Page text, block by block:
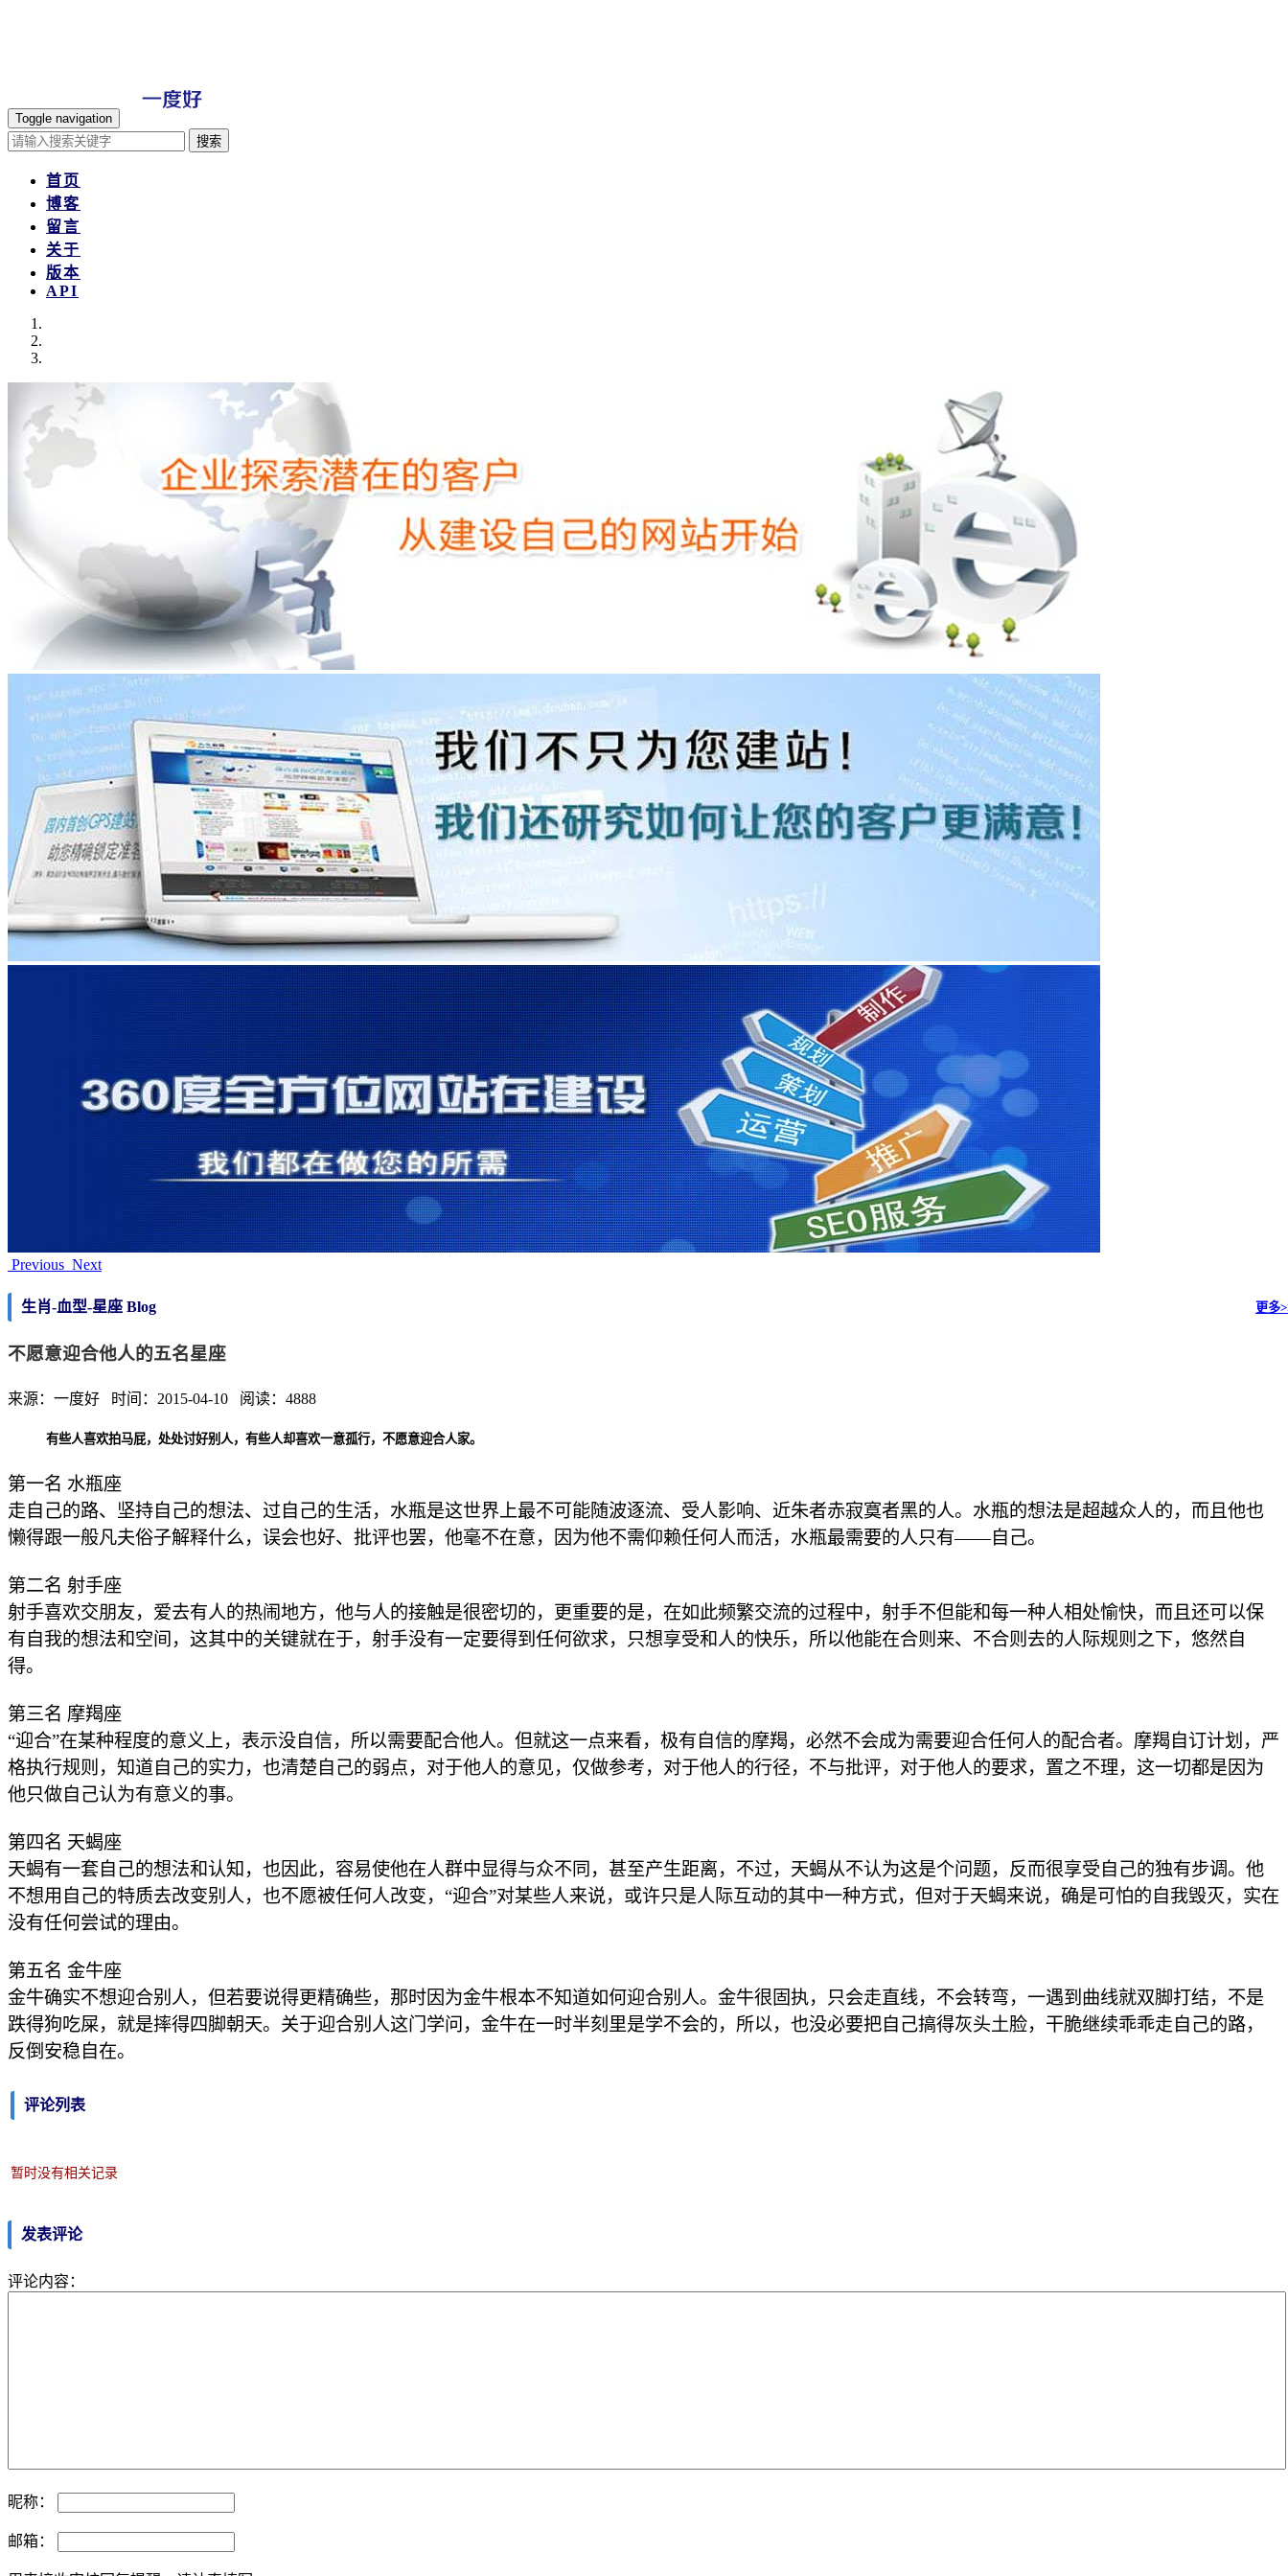
Toggle navigation
搜索
首页
博客
留言
关于
版本
API
Previous Next
更多
生肖-血型-星座 Blog
不愿意迎合他人的五名星座
来源：一度好 时间：2015-04-10 阅读：4888
有些人喜欢拍马屁，处处讨好别人，有些人却喜欢一意孤行，不愿意迎合人家。
第一名 水瓶座
走自己的路、坚持自己的想法、过自己的生活，水瓶是这世界上最不可能随波逐流、受人影响、近朱者赤寂寞者黑的人。水瓶的想法是超越众人的，而且他也
懒得跟一般凡夫俗子解释什么，误会也好、批评也罢，他毫不在意，因为他不需仰赖任何人而活，水瓶最需要的人只有——自己。
第二名 射手座
射手喜欢交朋友，爱去有人的热闹地方，他与人的接触是很密切的，更重要的是，在如此频繁交流的过程中，射手不但能和每一种人相处愉快，而且还可以保
有自我的想法和空间，这其中的关键就在于，射手没有一定要得到任何欲求，只想享受和人的快乐，所以他能在合则来、不合则去的人际规则之下，悠然自
得。
第三名 摩羯座
“迎合”在某种程度的意义上，表示没自信，所以需要配合他人。但就这一点来看，极有自信的摩羯，必然不会成为需要迎合任何人的配合者。摩羯自订计划，严
格执行规则，知道自己的实力，也清楚自己的弱点，对于他人的意见，仅做参考，对于他人的行径，不与批评，对于他人的要求，置之不理，这一切都是因为
他只做自己认为有意义的事。
第四名 天蝎座
天蝎有一套自己的想法和认知，也因此，容易使他在人群中显得与众不同，甚至产生距离，不过，天蝎从不认为这是个问题，反而很享受自己的独有步调。他
不想用自己的特质去改变别人，也不愿被任何人改变，“迎合”对某些人来说，或许只是人际互动的其中一种方式，但对于天蝎来说，确是可怕的自我毁灭，实在
没有任何尝试的理由。
第五名 金牛座
金牛确实不想迎合别人，但若要说得更精确些，那时因为金牛根本不知道如何迎合别人。金牛很固执，只会走直线，不会转弯，一遇到曲线就双脚打结，不是
跌得狗吃屎，就是摔得四脚朝天。关于迎合别人这门学问，金牛在一时半刻里是学不会的，所以，也没必要把自己搞得灰头土脸，干脆继续乖乖走自己的路，
反倒安稳自在。
评论列表
暂时没有相关记录
发表评论
评论内容：
昵称：
邮箱：